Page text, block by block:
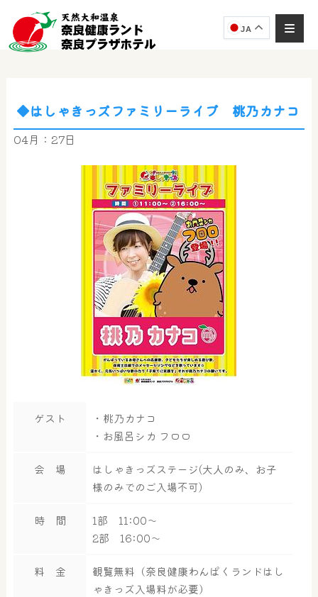
JA
◆はしゃきっズファミリーライブ 桃乃カナコ
04月：27日
ゲスト
・桃乃カナコ
・お風呂シカ フロロ
会 場
はしゃきっズステージ(大人のみ、お子
様のみでのご入場不可)
時 間
1部 11:00～
2部 16:00～
料 金
観覧無料（奈良健康わんぱくランドはし
ゃきっズ入場料が必要）
奈良健康ランド AIコンシェルジュです。
ご質問をお伺いします。